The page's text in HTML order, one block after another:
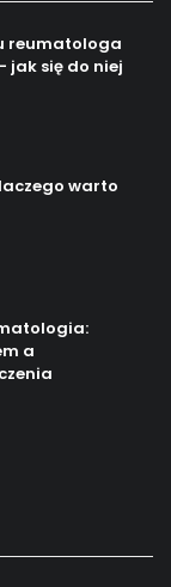
reumatologa
jak się do niej
warto
a